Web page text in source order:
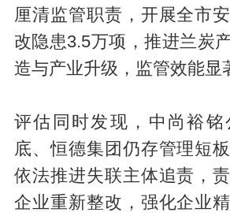
厘清监管职责，开展全市
改隐患3.5万项，推进兰炭
造与产业升级，监管效能显
评估同时发现，中尚裕铭
底、恒德集团仍存管理短
依法推进失联主体追责，
企业重新整改，强化企业